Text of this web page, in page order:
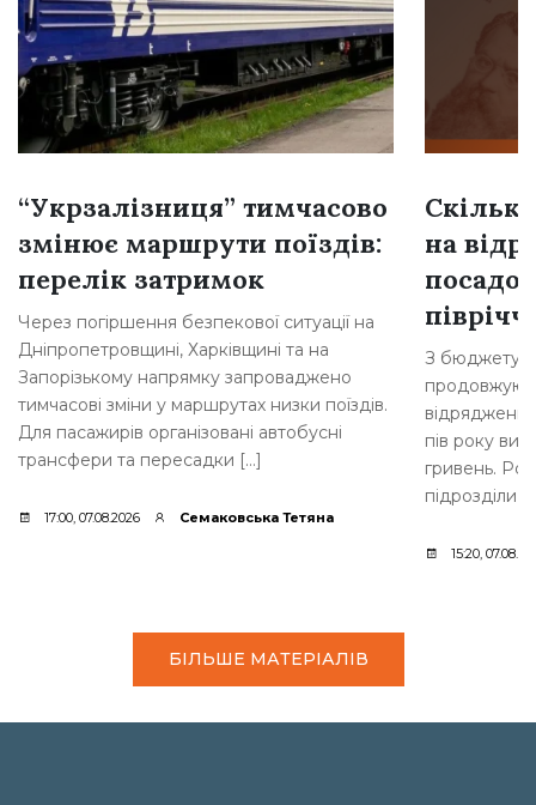
“Укрзалізниця” тимчасово
змінює маршрути поїздів:
перелік затримок
Через погіршення безпекової ситуації на
Дніпропетровщині, Харківщині та на
Запорізькому напрямку запроваджено
тимчасові зміни у маршрутах низки поїздів.
Для пасажирів організовані автобусні
трансфери та пересадки […]
17:00, 07.08.2026 Семаковська Тетяна
на
З бюджету
пів року
гривень.
підрозділи
15:20,
БІЛЬШЕ МАТЕРІАЛІВ